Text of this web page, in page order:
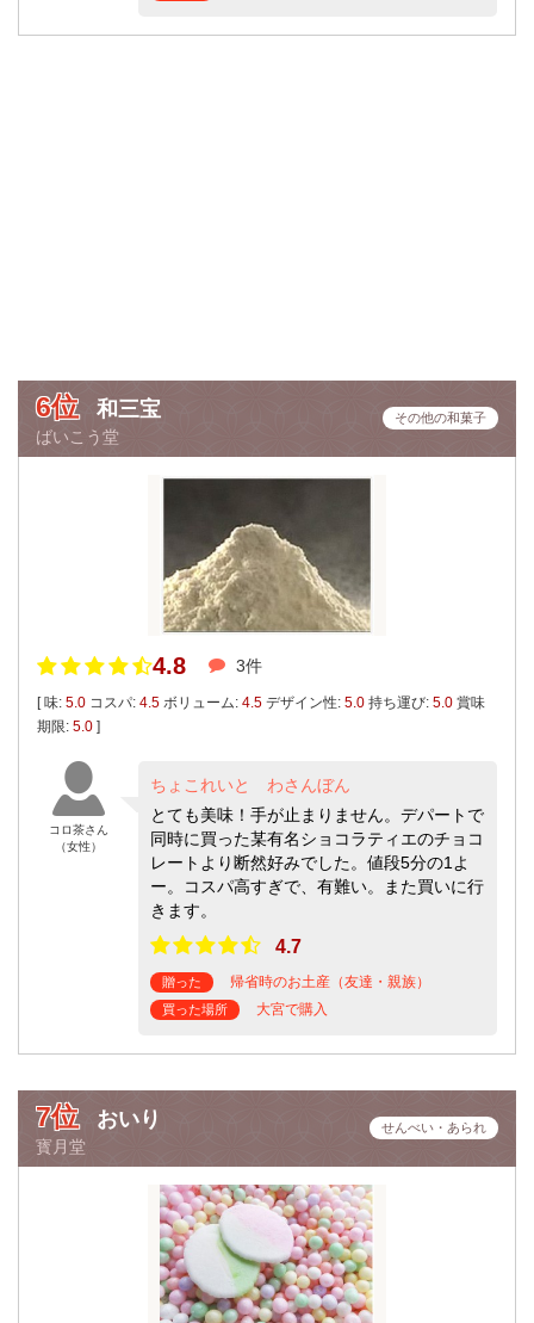
6位 和三宝
ばいこう堂
その他の和菓子
4.8 3件
[ 味: 5.0 コスパ: 4.5 ボリューム: 4.5 デザイン性: 5.0 持ち運び: 5.0 賞味
期限: 5.0 ]
コロ茶さん
（女性）
ちょこれいと わさんぼん
とても美味！手が止まりません。デパートで
同時に買った某有名ショコラティエのチョコ
レートより断然好みでした。値段5分の1よ
ー。コスパ高すぎで、有難い。また買いに行
きます。
4.7
贈った 帰省時のお土産（友達・親族）
買った場所 大宮で購入
7位 おいり
寳月堂
せんべい・あられ